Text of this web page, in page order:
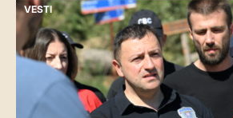
VESTI